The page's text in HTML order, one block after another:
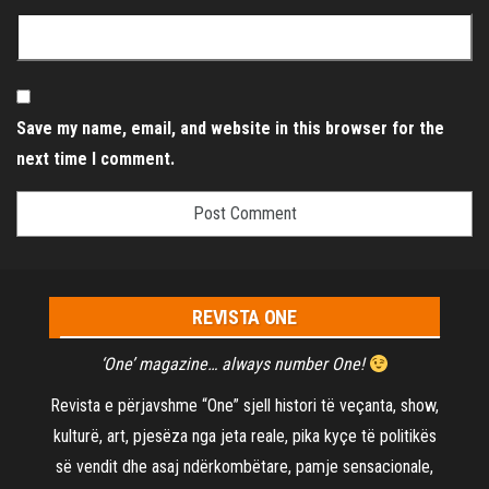
Save my name, email, and website in this browser for the
next time I comment.
REVISTA ONE
‘One’ magazine… always number One!
Revista e përjavshme “One” sjell histori të veçanta, show,
kulturë, art, pjesëza nga jeta reale, pika kyçe të politikës
së vendit dhe asaj ndërkombëtare, pamje sensacionale,